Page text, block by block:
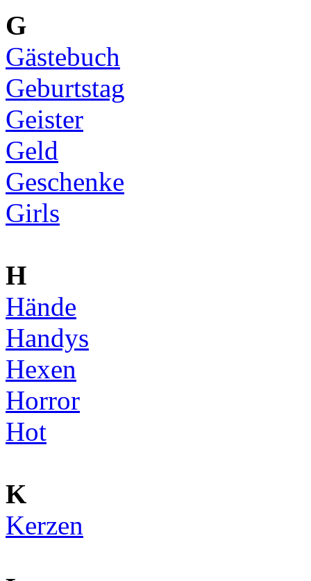
G
Gästebuch
Geburtstag
Geister
Geld
Geschenke
Girls
H
Hände
Handys
Hexen
Horror
Hot
K
Kerzen